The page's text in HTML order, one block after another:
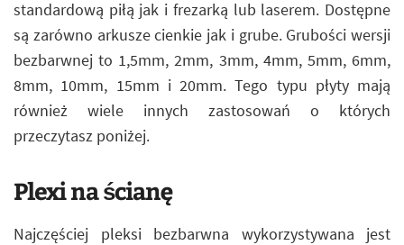
standardową piłą jak i frezarką lub laserem. Dostępne
są zarówno arkusze cienkie jak i grube. Grubości wersji
bezbarwnej to 1,5mm, 2mm, 3mm, 4mm, 5mm, 6mm,
8mm, 10mm, 15mm i 20mm. Tego typu płyty mają
również wiele innych zastosowań o których
przeczytasz poniżej.
Plexi na ścianę
Najczęściej pleksi bezbarwna wykorzystywana jest